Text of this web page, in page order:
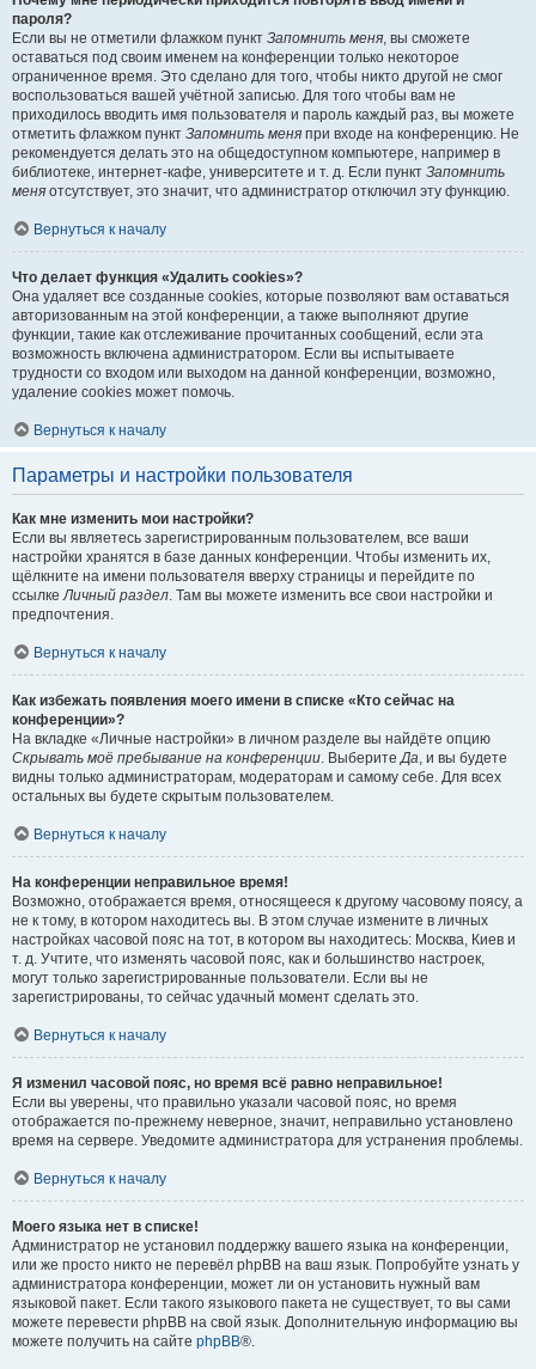
пароля?
Если вы не отметили флажком пункт Запомнить меня, вы сможете
оставаться под своим именем на конференции только некоторое
ограниченное время. Это сделано для того, чтобы никто другой не смог
воспользоваться вашей учётной записью. Для того чтобы вам не
приходилось вводить имя пользователя и пароль каждый раз, вы можете
отметить флажком пункт Запомнить меня при входе на конференцию. Не
рекомендуется делать это на общедоступном компьютере, например в
библиотеке, интернет-кафе, университете и т. д. Если пункт Запомнить
меня отсутствует, это значит, что администратор отключил эту функцию.
Вернуться к началу
Что делает функция «Удалить cookies»?
Она удаляет все созданные cookies, которые позволяют вам оставаться
авторизованным на этой конференции, а также выполняют другие
функции, такие как отслеживание прочитанных сообщений, если эта
возможность включена администратором. Если вы испытываете
трудности со входом или выходом на данной конференции, возможно,
удаление cookies может помочь.
Вернуться к началу
Параметры и настройки пользователя
Как мне изменить мои настройки?
Если вы являетесь зарегистрированным пользователем, все ваши
настройки хранятся в базе данных конференции. Чтобы изменить их,
щёлкните на имени пользователя вверху страницы и перейдите по
ссылкеЛичный раздел. Там вы можете изменить все свои настройки и
предпочтения.
Вернуться к началу
Как избежать появления моего имени в списке «Кто сейчас на
конференции»?
На вкладке «Личные настройки» в личном разделе вы найдёте опцию
Скрывать моё пребывание на конференции. ВыберитеДа, и вы будете
видны только администраторам, модераторам и самому себе. Для всех
остальных вы будете скрытым пользователем.
Вернуться к началу
На конференции неправильное время!
Возможно, отображается время, относящееся к другому часовому поясу, а
не к тому, в котором находитесь вы. В этом случае измените в личных
настройках часовой пояс на тот, в котором вы находитесь: Москва, Киев и
т. д. Учтите, что изменять часовой пояс, как и большинство настроек,
могут только зарегистрированные пользователи. Если вы не
зарегистрированы, то сейчас удачный момент сделать это.
Вернуться к началу
Я изменил часовой пояс, но время всё равно неправильное!
Если вы уверены, что правильно указали часовой пояс, но время
отображается по-прежнему неверное, значит, неправильно установлено
время на сервере. Уведомите администратора для устранения проблемы.
Вернуться к началу
Моего языка нет в списке!
Администратор не установил поддержку вашего языка на конференции,
или же просто никто не перевёл phpBB на ваш язык. Попробуйте узнать у
администратора конференции, может ли он установить нужный вам
языковой пакет. Если такого языкового пакета не существует, то вы сами
можете перевести phpBB на свой язык. Дополнительную информацию вы
можете получить на сайте phpBB®.